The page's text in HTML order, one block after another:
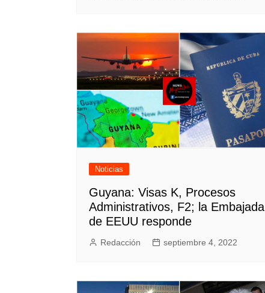
Noticias
Guyana: Visas K, Procesos
Administrativos, F2; la Embajada
de EEUU responde
Redacción septiembre 4, 2022